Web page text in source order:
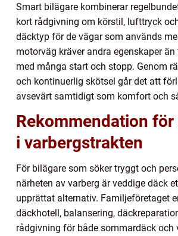
Smart bilägare kombinerar
kort rådgivning om körstil, lufttryck
däcktyp för de vägar som används
motorväg kräver andra egenskaper
med många start och stopp. Genom
och kontinuerlig skötsel går det att
avsevärt samtidigt som komfort och
Rekommendation
i varbergstrakten
För bilägare som söker tryggt och
närheten av varberg är veddige däck
upprättat alternativ. Familjeföretaget
däckhotell, balansering,
rådgivning för både sommardäck och